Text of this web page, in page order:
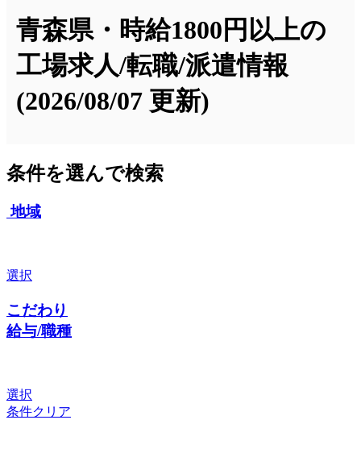
青森県・時給1800円以上の
工場求人/転職/派遣情報
(2026/08/07 更新)
条件を選んで検索
地域
選択
こだわり
給与/職種
選択
条件クリア